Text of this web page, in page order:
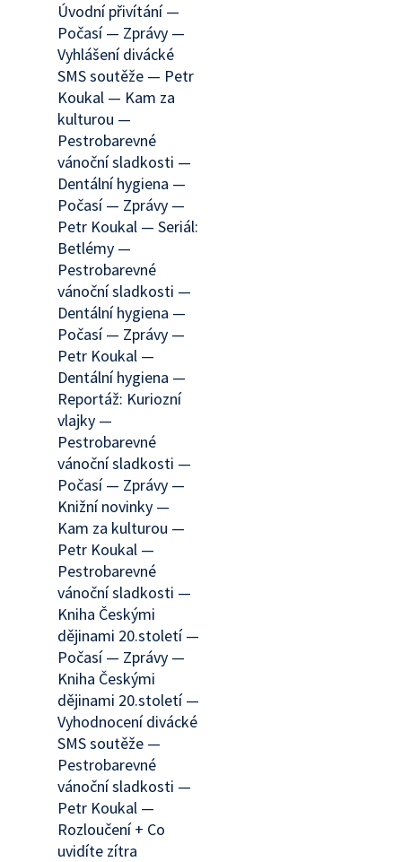
Úvodní přivítání —
Počasí — Zprávy —
Vyhlášení divácké
SMS soutěže — Petr
Koukal — Kam za
kulturou —
Pestrobarevné
vánoční sladkosti —
Dentální hygiena —
Počasí — Zprávy —
Petr Koukal — Seriál:
Betlémy —
Pestrobarevné
vánoční sladkosti —
Dentální hygiena —
Počasí — Zprávy —
Petr Koukal —
Dentální hygiena —
Reportáž: Kuriozní
vlajky —
Pestrobarevné
vánoční sladkosti —
Počasí — Zprávy —
Knižní novinky —
Kam za kulturou —
Petr Koukal —
Pestrobarevné
vánoční sladkosti —
Kniha Českými
dějinami 20.století —
Počasí — Zprávy —
Kniha Českými
dějinami 20.století —
Vyhodnocení divácké
SMS soutěže —
Pestrobarevné
vánoční sladkosti —
Petr Koukal —
Rozloučení + Co
uvidíte zítra